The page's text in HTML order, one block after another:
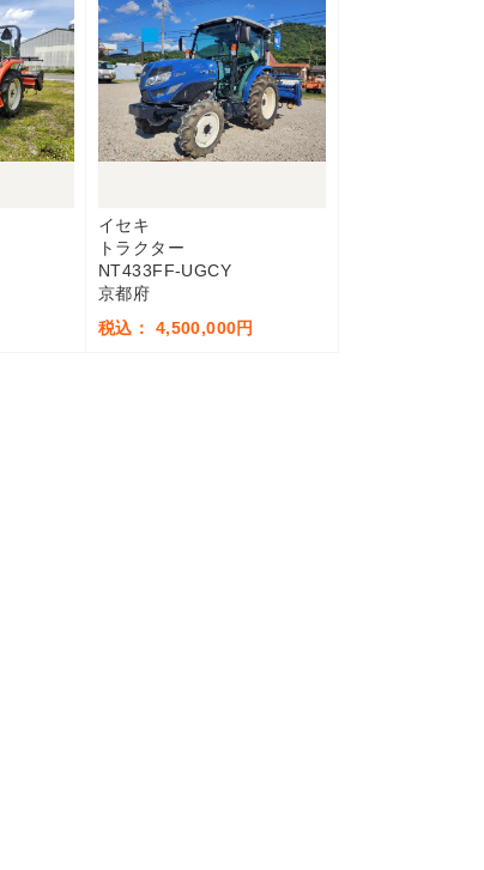
イセキ
トラクター
NT433FF-UGCY
京都府
税込： 4,500,000円